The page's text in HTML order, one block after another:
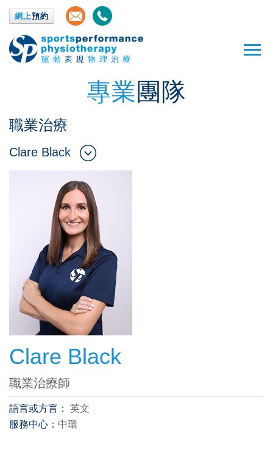
網上預約
專業團隊
職業治療
Clare Black
Clare Black
職業治療師
語言或方言：
英文
服務中心： 中環